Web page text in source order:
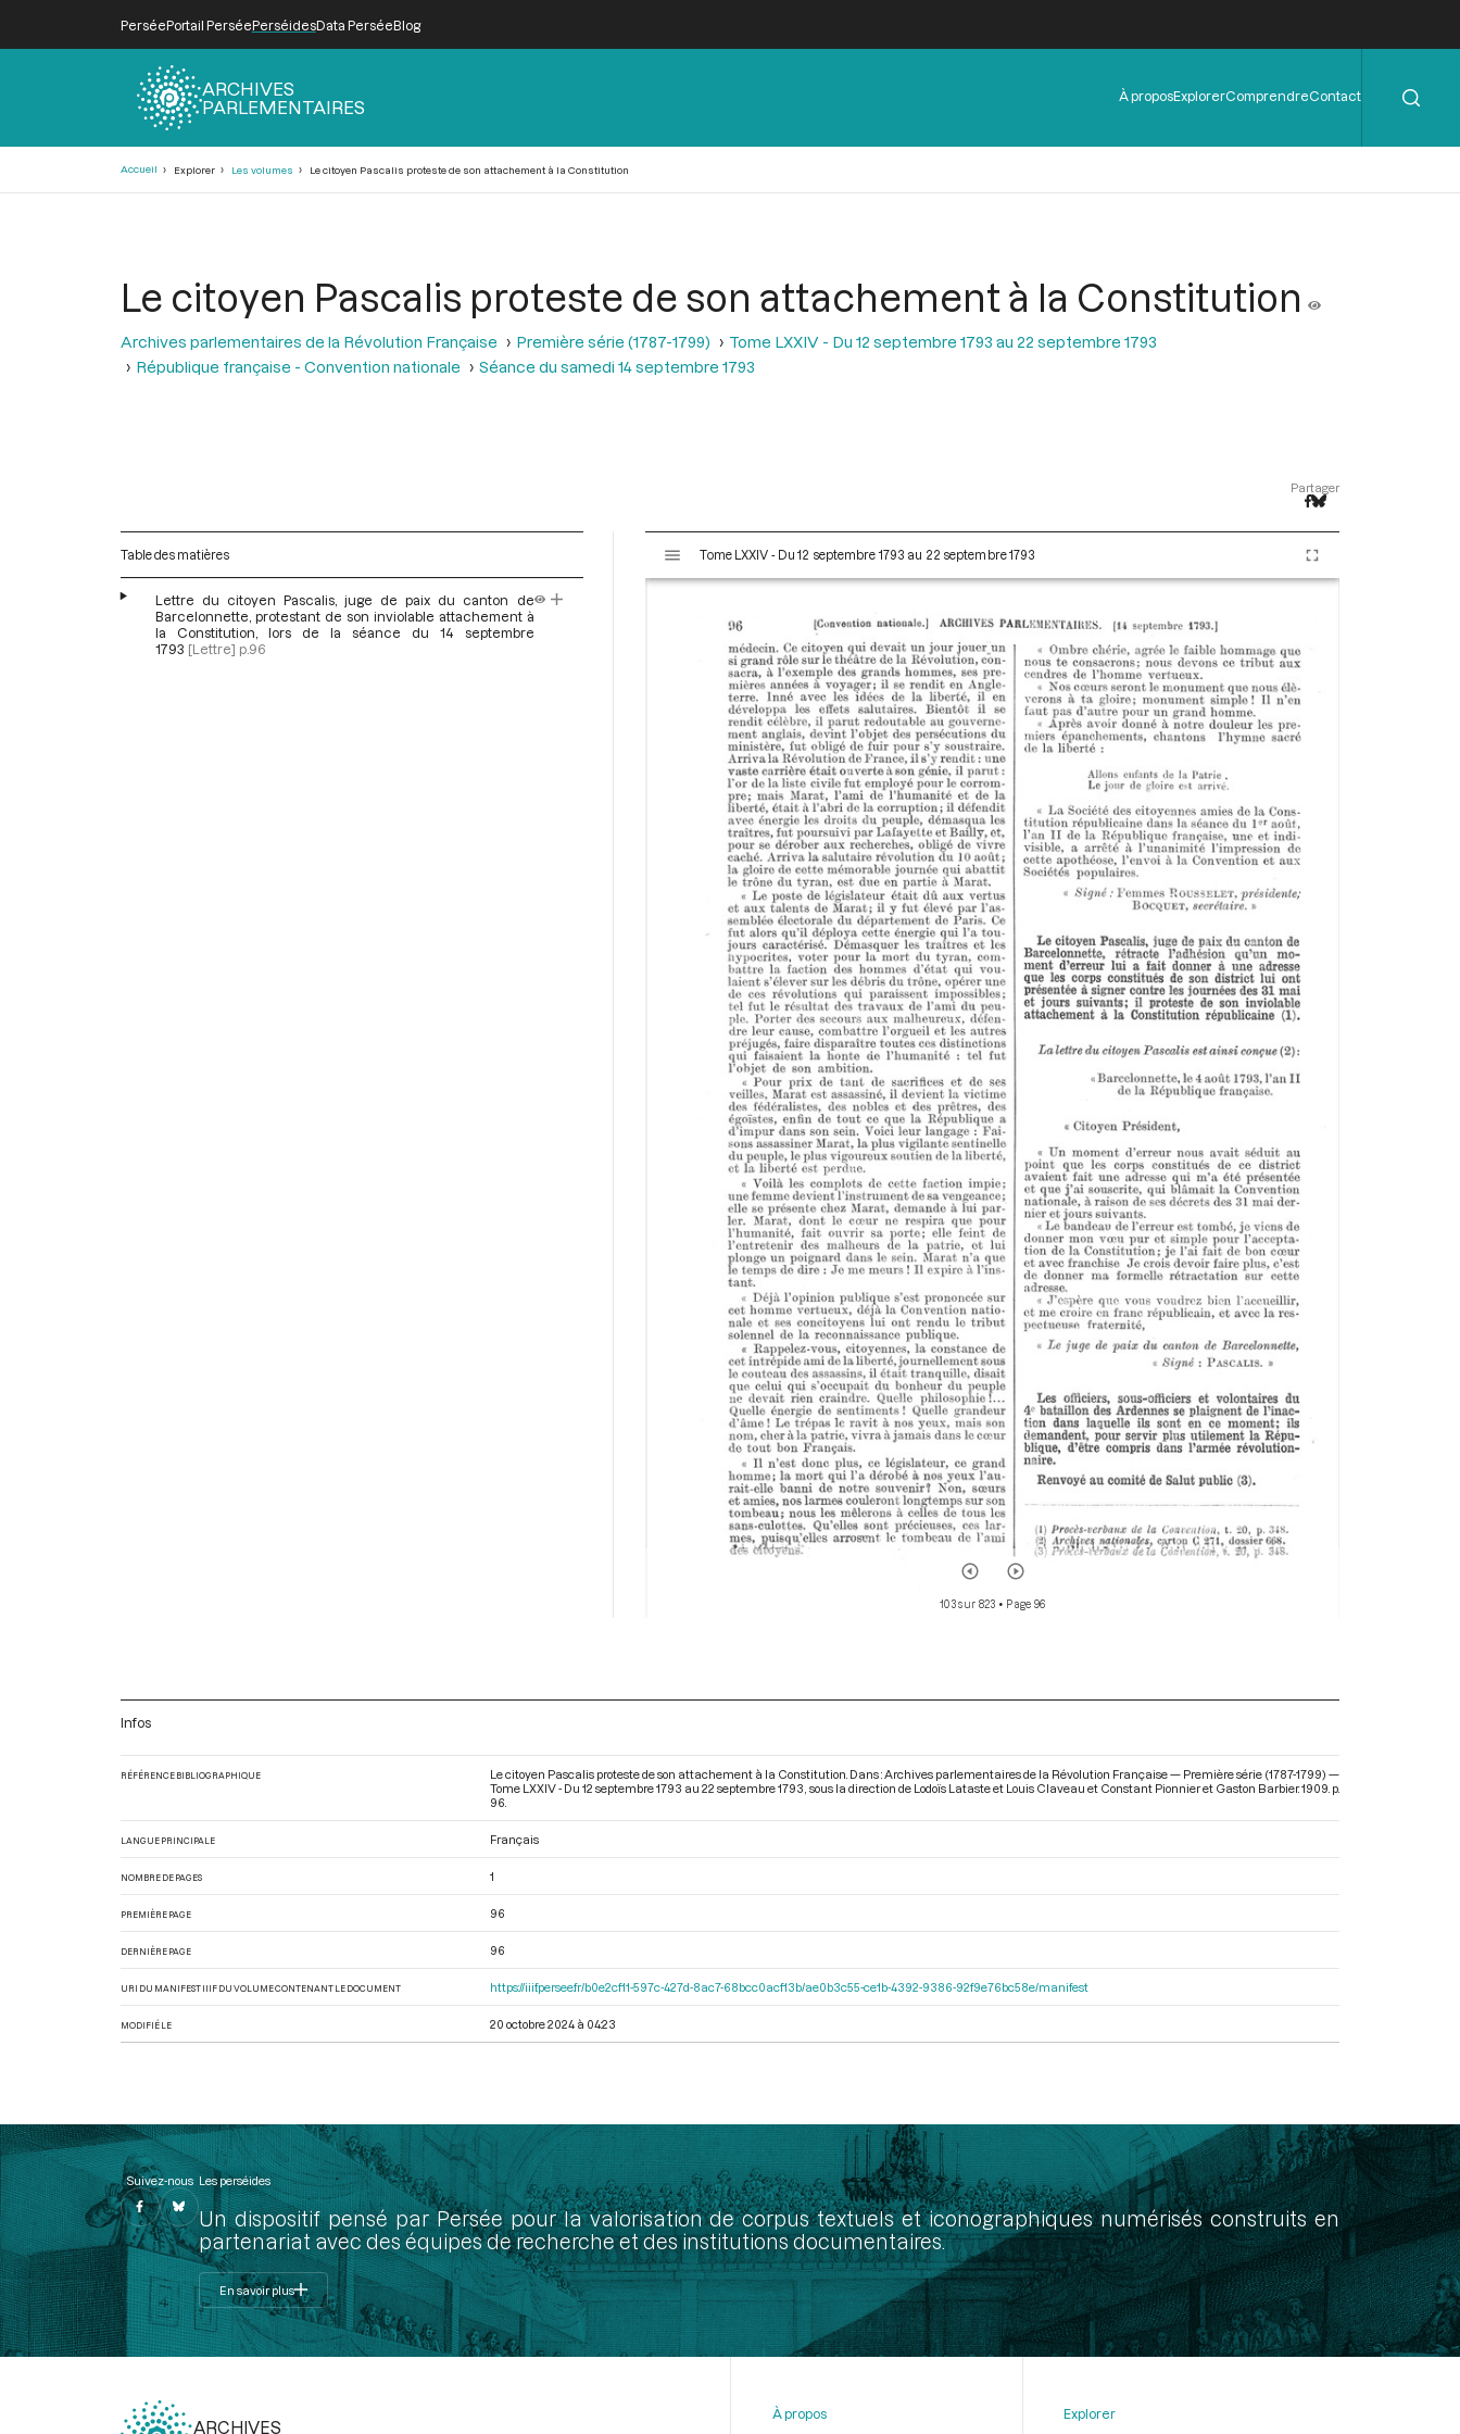
PerséePortail PerséePerséidesData PerséeBlog
ARCHIVES
PARLEMENTAIRES
Menu
de
À proposExplorerComprendreContact
Accueil Explorer Les volumes Le citoyen Pascalis proteste de son attachement à la Constitution
Le citoyen Pascalis proteste de son attachement à la Constitution
Archives parlementaires de la Révolution Française Première série (1787-1799)
Tome LXXIV - Du 12 septembre 1793 au 22 septembre 1793
République française - Convention nationale
Séance du samedi 14 septembre 1793
Partager
Table des matières
Lettre du citoyen Pascalis, juge de paix du canton de
Barcelonnette, protestant de son inviolable attachement à
la Constitution, lors de la séance du 14 septembre
1793 [Lettre] p.96
s
Tome LXXIV - Du 12 septembre 1793 au 22 septembre 1793
103 sur 823 • Page 96
Infos
RÉFÉRENCE BIBLIOGRAPHIQUE
Le citoyen Pascalis proteste de son attachement à la Constitution. Dans : Archives parlementaires de la Révolution Française — Première série (1787-1799) —
Tome LXXIV - Du 12 septembre 1793 au 22 septembre 1793 , sous la direction de Lodoïs Lataste et Louis Claveau et Constant Pionnier et Gaston Barbier. 1909. p.
96.
LANGUE PRINCIPALE Français
NOMBRE DE PAGES 1
PREMIÈRE PAGE 96
DERNIÈRE PAGE 96
URI DU MANIFEST IIIF DU VOLUME CONTENANT LE DOCUMENT https://iiif.persee.fr/b0e2cf11-597c-427d-8ac7-68bcc0acf13b/ae0b3c55-ce1b-4392-9386-92f9e76bc58e/manifest
MODIFIÉ LE 20 octobre 2024 à 04:23
Suivez-nous Les perséides
Un dispositif pensé par Persée pour la valorisation de corpus textuels et iconographiques numérisés construits en
partenariat avec des équipes de recherche et des institutions documentaires.
En savoir plus
ARCHIVES
À propos
Explorer